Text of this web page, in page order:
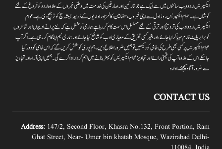
ایکسپریس اردو ویب سائٹوں میں سے ایک ہے جو قارئین اور صارفین کی خدمت میں وطنی خبروں کے علاوہ اردو کو فروغ کے لئے
کوشاں ہے۔عوام ایکسپریس روز اول سے اپنی خبروں ،مضامین ،کالمز اور اداریوں کے ذریعہ ہمیشہ سچ کو ترجیح دی ہے۔عوام
ایکسپریس اردو ادب کی ترویج اور ترقی کے لئے مسلسل اس سمت کام کر رہا ہے ہماری کوشش ہے کہ نئے پرانے ادیبوں اور شاعروں
کو برابر پلیٹ فارم مہیا کرایا جائے،اور بغیر کسی تفریق کے معیاری ادب کو شائع کیا جائے اور ہماری ٹیم اپنا کام کر رہی ہے۔اگر آپ
عوام ایکسپریس پر کسی بھی طرح کی خامی کو دیکھیں تو ہمیں ضرور اطلاع دیں۔ہم پوری کوشش کریں گے کہ اس خامی کو دور کیا
جاسکے اس کے علاوہ آپ کی قیمتی رائے اور تجاویز عوام ایکسپریس کو بہتر بنانے میں اہم کردار اداکرے گی۔ہمیں اپنی آراءاور تجاویز
سے ضرور آگاہ کیجئے۔ ادارہ
CONTACT US
Address: 147/2, Second Floor, Khasra No.132, Front Portion, Ram
Ghat Street, Near- Umer bin khatab Mosque, Wazirabad Delhi-